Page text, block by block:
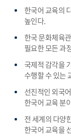
한국어 교육의
높인다.
한국 문화체육
필요한 모든 과
국제적 감각을
수행할 수 있는
선진적인 외국
한국어 교육 분
전 세계의 다양
한국어 교육을